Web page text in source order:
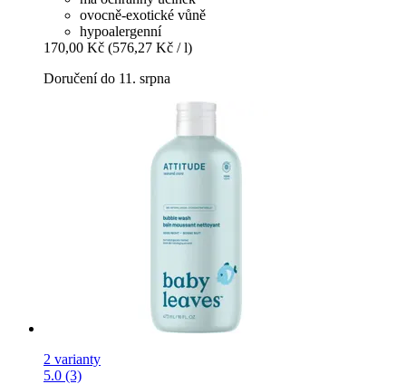
ovocně-exotické vůně
hypoalergenní
170,00 Kč (576,27 Kč / l)
Doručení do 11. srpna
2 varianty
5.0 (3)